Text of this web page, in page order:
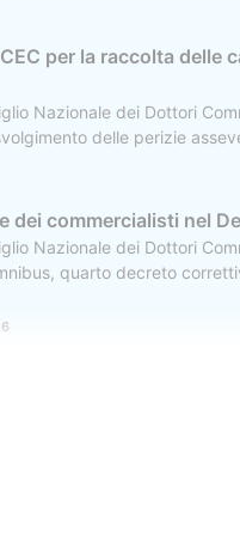
per la raccolta delle
Nazionale dei Dottori
delle perizie
commercialisti nel
Nazionale dei Dottori
quarto decreto